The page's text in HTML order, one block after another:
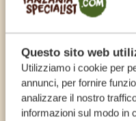
Questo sito web
Utilizziamo i cookie per
annunci, per fornire
analizzare il nostro
informazioni sul modo in
VACANZA DI 6
DI MAFIA: